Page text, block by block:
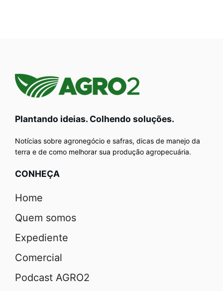
Plantando ideias. Colhendo soluções.
Notícias sobre agronegócio e safras, dicas de manejo da
terra e de como melhorar sua produção agropecuária.
CONHEÇA
Home
Quem somos
Expediente
Comercial
Podcast AGRO2